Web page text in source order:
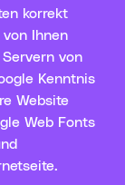
korrekt
Ihnen
von
Kenntnis
Website
Web Fonts